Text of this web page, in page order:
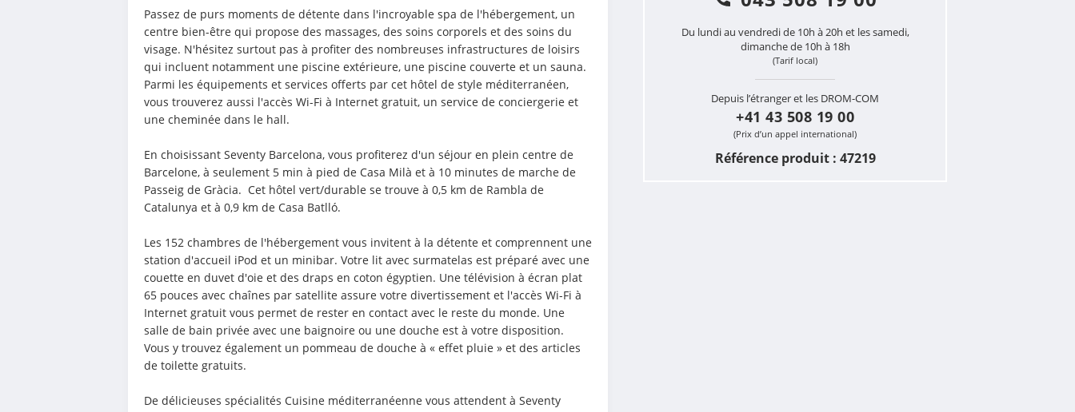
Du lundi au vendredi de 10h à 20h et les samedi,
dimanche de 10h à 18h
(Tarif local)
Depuis l’étranger et les DROM-COM
+41 43 508 19 00
(Prix d’un appel international)
Référence produit : 47219
Passez de purs moments de détente dans l'incroyable spa de l'hébergement, un
centre bien-être qui propose des massages, des soins corporels et des soins du
visage. N'hésitez surtout pas à profiter des nombreuses infrastructures de loisirs
qui incluent notamment une piscine extérieure, une piscine couverte et un sauna.
Parmi les équipements et services offerts par cet hôtel de style méditerranéen,
vous trouverez aussi l'accès Wi-Fi à Internet gratuit, un service de conciergerie et
une cheminée dans le hall.
En choisissant Seventy Barcelona, vous profiterez d'un séjour en plein centre de
Barcelone, à seulement 5 min à pied de Casa Milà et à 10 minutes de marche de
Passeig de Gràcia.  Cet hôtel vert/durable se trouve à 0,5 km de Rambla de
Catalunya et à 0,9 km de Casa Batlló.
Les 152 chambres de l'hébergement vous invitent à la détente et comprennent une
station d'accueil iPod et un minibar. Votre lit avec surmatelas est préparé avec une
couette en duvet d'oie et des draps en coton égyptien. Une télévision à écran plat
65 pouces avec chaînes par satellite assure votre divertissement et l'accès Wi-Fi à
Internet gratuit vous permet de rester en contact avec le reste du monde. Une
salle de bain privée avec une baignoire ou une douche est à votre disposition.
Vous y trouvez également un pommeau de douche à « effet pluie » et des articles
de toilette gratuits.
De délicieuses spécialités Cuisine méditerranéenne vous attendent à Seventy